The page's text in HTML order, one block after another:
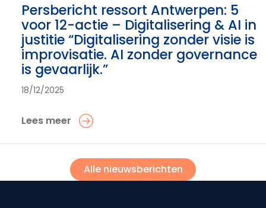
Persbericht ressort Antwerpen: 5
voor 12-actie – Digitalisering & AI in
justitie “Digitalisering zonder visie is
improvisatie. AI zonder governance
is gevaarlijk.”
18/12/2025
Lees meer
Alle nieuwsberichten